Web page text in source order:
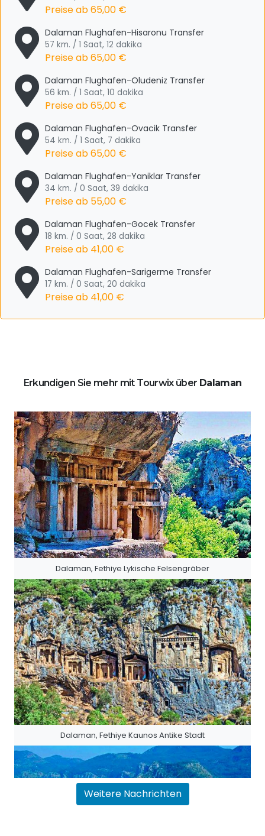
Preise ab65,00 €
Dalaman Flughafen-Hisaronu Transfer
57 km. / 1 Saat, 12 dakika
Preise ab65,00 €
Dalaman Flughafen-Oludeniz Transfer
56 km. / 1 Saat, 10 dakika
Preise ab65,00 €
Dalaman Flughafen-Ovacik Transfer
54 km. / 1 Saat, 7 dakika
Preise ab65,00 €
Dalaman Flughafen-Yaniklar Transfer
34 km. / 0 Saat, 39 dakika
Preise ab 55,00 €
Dalaman Flughafen-Gocek Transfer
18 km. / 0 Saat, 28 dakika
Preise ab 41,00 €
Dalaman Flughafen-Sarigerme Transfer
17 km. / 0 Saat, 20 dakika
Preise ab 41,00 €
Erkundigen Sie mehr mit Tourwix über Dalaman
Dalaman, Fethiye Lykische Felsengräber
Dalaman, Fethiye Kaunos Antike Stadt
Weitere Nachrichten